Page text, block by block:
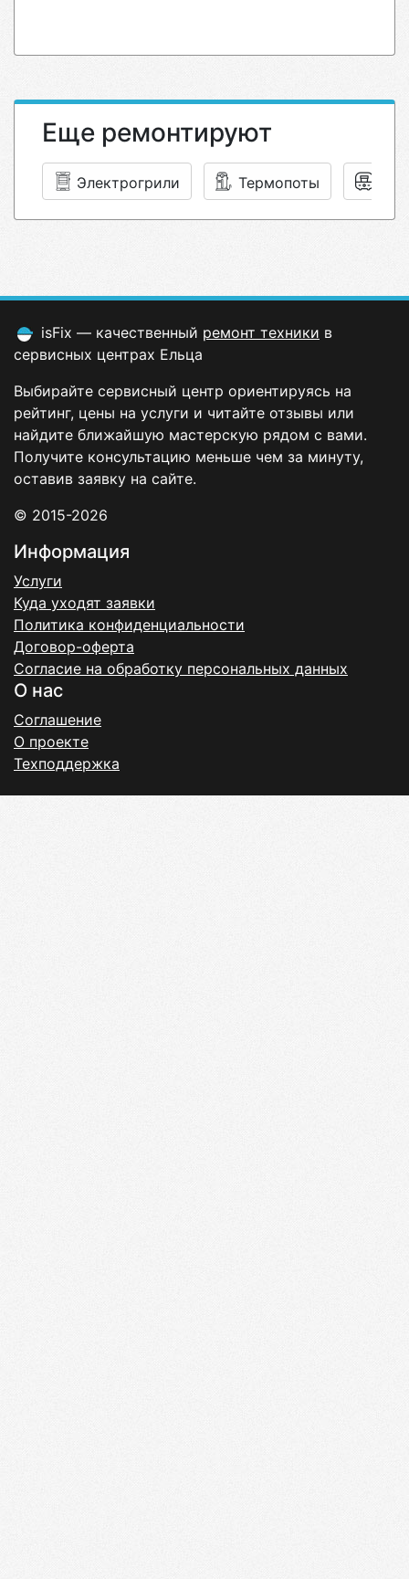
Еще ремонтируют
Электрогрили Термопоты
isFix — качественный ремонт техники в
сервисных центрах Ельца
Выбирайте сервисный центр ориентируясь на
рейтинг, цены на услуги и читайте отзывы или
найдите ближайшую мастерскую рядом с вами.
Получите консультацию меньше чем за минуту,
оставив заявку на сайте.
© 2015-2026
Информация
Услуги
Куда уходят заявки
Политика конфиденциальности
Договор-оферта
Согласие на обработку персональных данных
О нас
Соглашение
О проекте
Техподдержка